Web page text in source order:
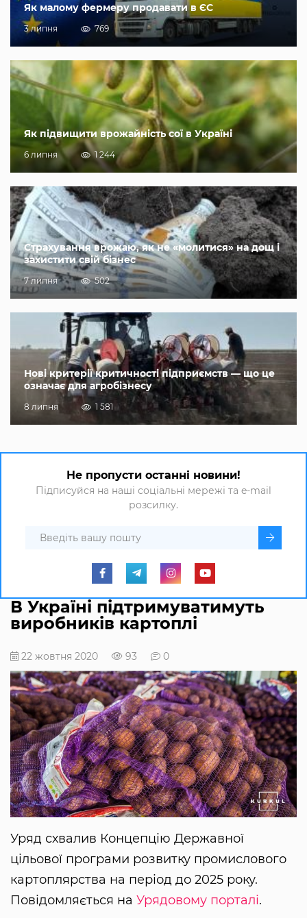
Як малому фермеру продавати в ЄС
3 липня 769
Як підвищити врожайність сої в Україні
6 липня 1 244
Страхування врожаю, як не «молитися» на дощ і
захистити свій бізнес
7 липня 502
Нові критерії критичності підприємств — що це
означає для агробізнесу
8 липня 1 581
Не пропусти останні новини!
Підписуйся на наші соціальні мережі та e-mail
розсилку.
В Україні підтримуватимуть
виробників картоплі
22 жовтня 2020 93 0
Уряд схвалив Концепцію Державної
цільової програми розвитку промислового
картоплярства на період до 2025 року.
Повідомляється на Урядовому порталі.